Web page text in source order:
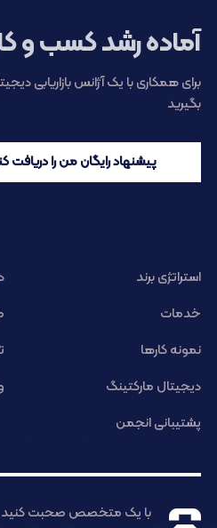
آماده رشد کسب و
برای همکاری با یک آژانس بازاریابی
بگیرید
پیشنهاد رایگان من را دریافت
استراتژی برند
خدمات
نمونه کارها
دیجیتال مارکتینگ
پشتیبانی انجمن
با یک متخصص صحبت کنید